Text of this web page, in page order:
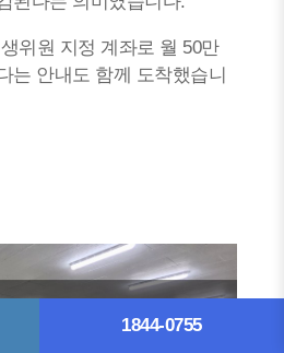
1844-0755
위원 지정 계좌로 월 50만
는 안내도 함께 도착했습니